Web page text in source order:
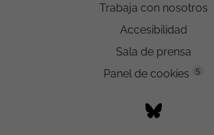
Trabaja con nosotros
Accesibilidad
Sala de prensa
Panel de cookies
5